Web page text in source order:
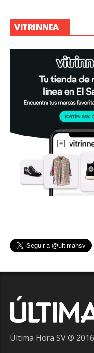
VITRINNEA
Última Hora SV ® 2016